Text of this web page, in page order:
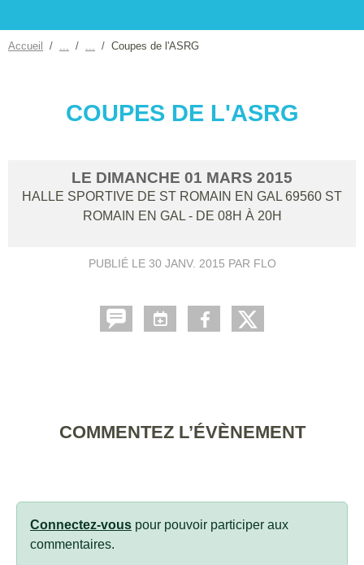
Accueil Coupes de l'ASRG
COUPES DE L'ASRG
LE DIMANCHE 01 MARS 2015
HALLE SPORTIVE DE ST ROMAIN EN GAL 69560 ST
ROMAIN EN GAL - DE 08H À 20H
PUBLIÉ LE 30 JANV. 2015 PAR FLO
COMMENTEZ L’ÉVÈNEMENT
Connectez-vous pour pouvoir participer aux
commentaires.